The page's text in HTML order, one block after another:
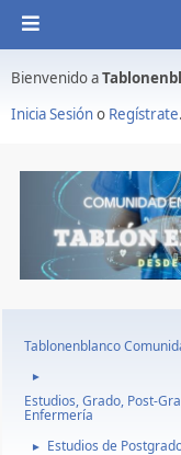
Bienvenido a
Inicia Sesióno Regístrate.
Tablonenblanco
►
Estudios, Grado, Post-
Enfermería
► Estudios de